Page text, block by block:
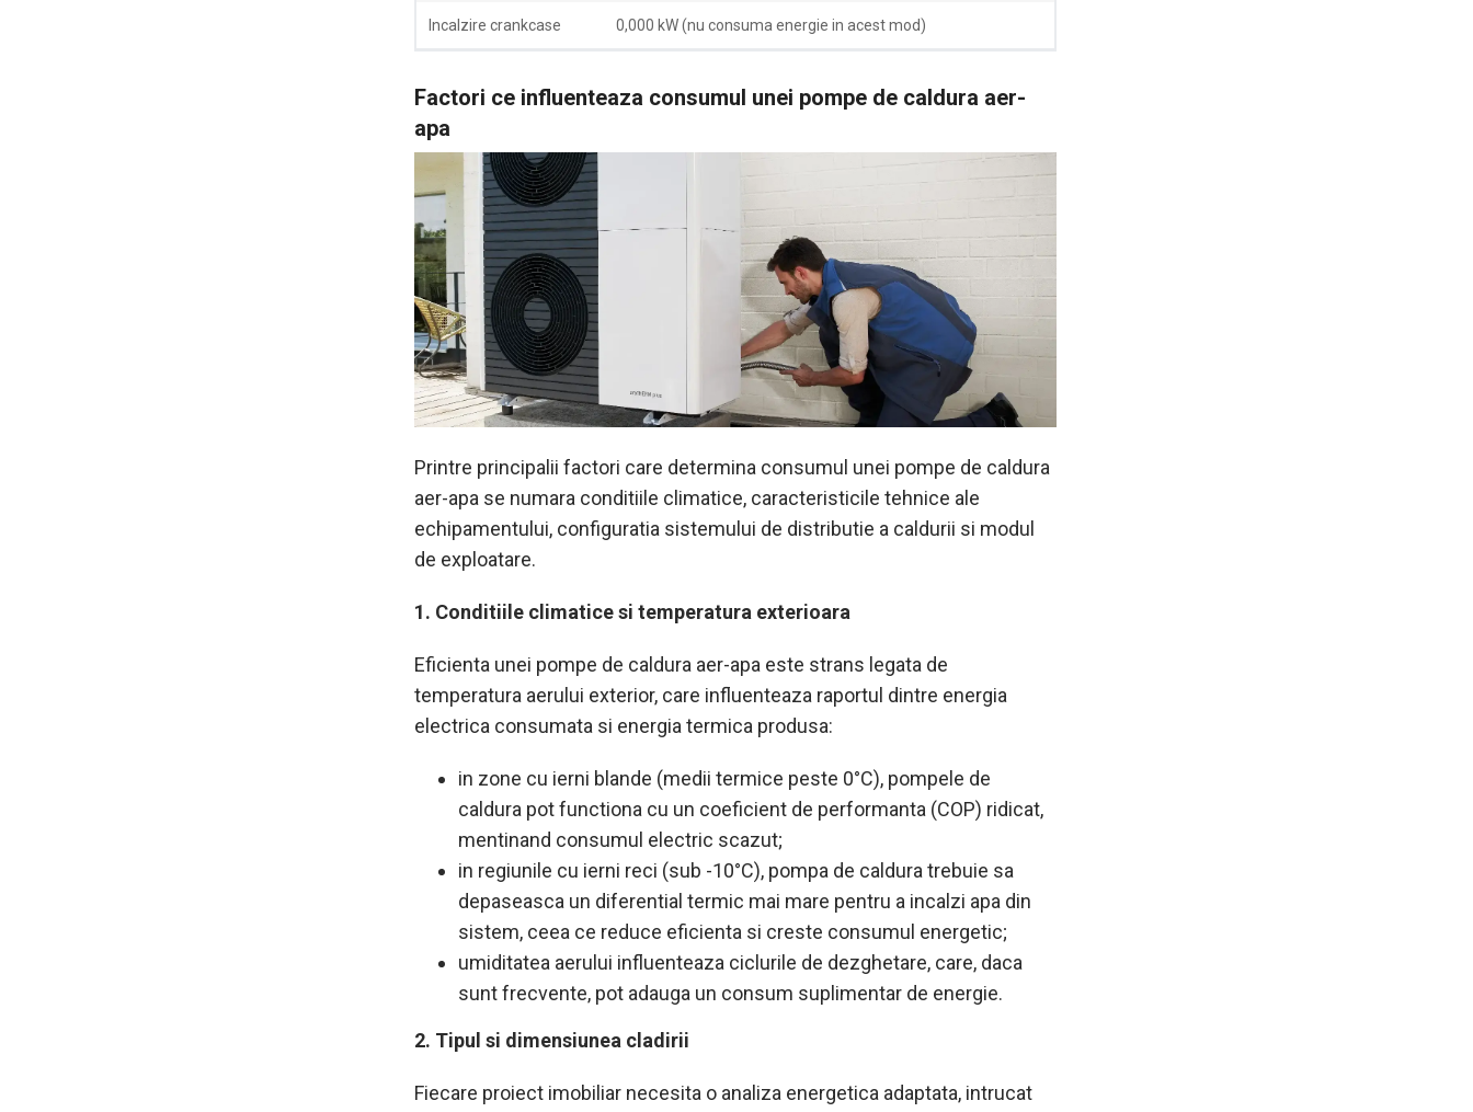
Incalzire crankcase 0,000 kW (nu consuma energie in acest mod)
Factori ce influenteaza consumul unei pompe de caldura aer-
apa
Printre principalii factori care determina consumul unei pompe de caldura
aer-apa se numara conditiile climatice, caracteristicile tehnice ale
echipamentului, configuratia sistemului de distributie a caldurii si modul
de exploatare.
1. Conditiile climatice si temperatura exterioara
Eficienta unei pompe de caldura aer-apa este strans legata de
temperatura aerului exterior, care influenteaza raportul dintre energia
electrica consumata si energia termica produsa:
in zone cu ierni blande (medii termice peste 0°C), pompele de
caldura pot functiona cu un coeficient de performanta (COP) ridicat,
mentinand consumul electric scazut;
in regiunile cu ierni reci (sub -10°C), pompa de caldura trebuie sa
depaseasca un diferential termic mai mare pentru a incalzi apa din
sistem, ceea ce reduce eficienta si creste consumul energetic;
umiditatea aerului influenteaza ciclurile de dezghetare, care, daca
sunt frecvente, pot adauga un consum suplimentar de energie.
2. Tipul si dimensiunea cladirii
Fiecare proiect imobiliar necesita o analiza energetica adaptata, intrucat